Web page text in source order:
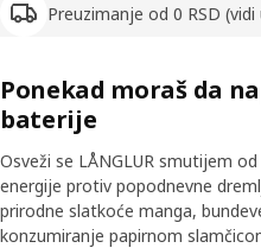
Preuzimanje od 0 RSD (vidi
Ponekad moraš da
baterije
Osveži se LÅNGLUR smutijem
energije protiv popodnevne
prirodne slatkoće manga,
konzumiranje papirnom